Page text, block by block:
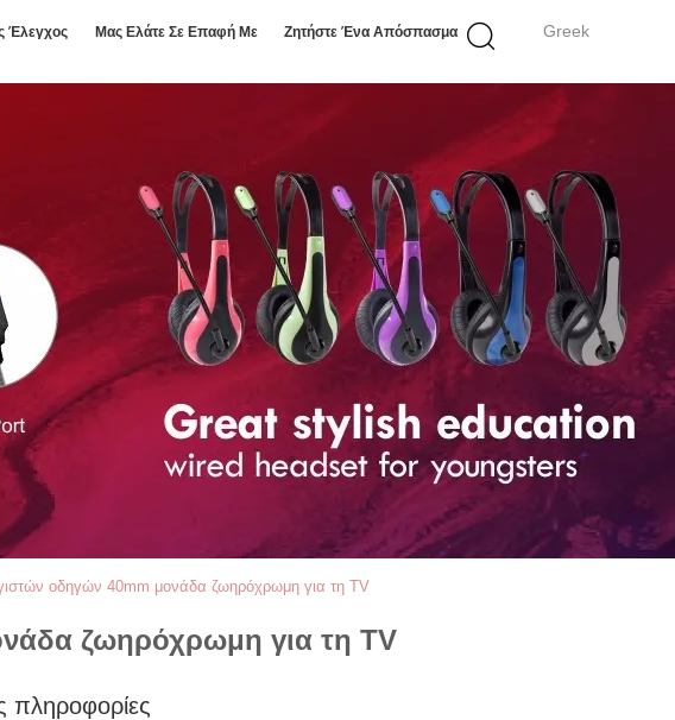
Greek
Έλεγχος Μας Ελάτε Σε Επαφή Με Ζητήστε Ένα Απόσπασμα
οδηγών 40mm μονάδα ζωηρόχρωμη για τη TV
ζωηρόχρωμη για τη TV
πληροφορίες